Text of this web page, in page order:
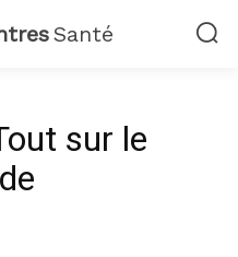
Santé
sur le